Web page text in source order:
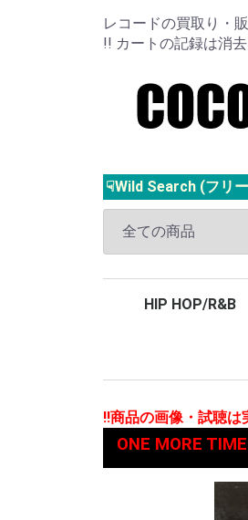
レコードの買取り・
!! カートの記録は消
☟Wild Search (フリ
HIP HOP/R&B
!!商品の画像・試聴は
ONE MORE